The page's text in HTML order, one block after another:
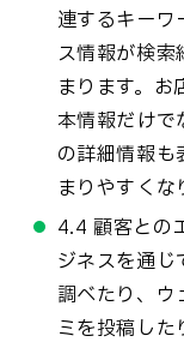
連するキーワ
ス情報が検
まります。お
本情報だけで
の詳細情報も
まりやすくな
4.4 顧客との
ジネスを通じ
調べたり、ウ
ミを投稿した